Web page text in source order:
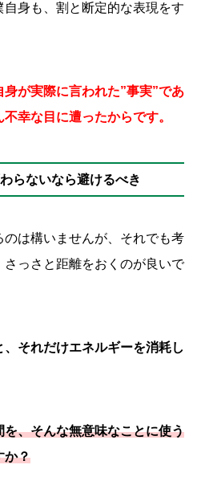
身も、割と断定的な表現をす
が実際に言われた”事実”であ
幸な目に遭ったからです。
らないなら避けるべき
は構いませんが、それでも考
さっさと距離をおくのが良いで
それだけエネルギーを消耗し
、そんな無意味なことに使う
か？